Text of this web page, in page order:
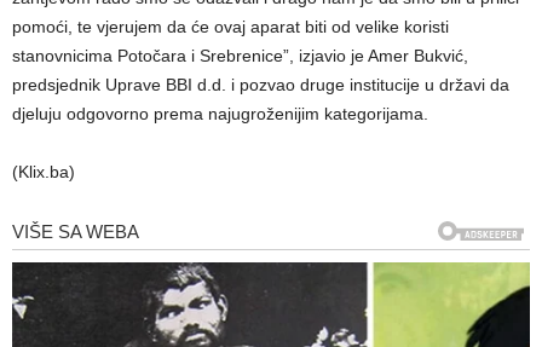
pomoći, te vjerujem da će ovaj aparat biti od velike koristi
stanovnicima Potočara i Srebrenice”, izjavio je Amer Bukvić,
predsjednik Uprave BBI d.d. i pozvao druge institucije u državi da
djeluju odgovorno prema najugroženijim kategorijama.
(Klix.ba)